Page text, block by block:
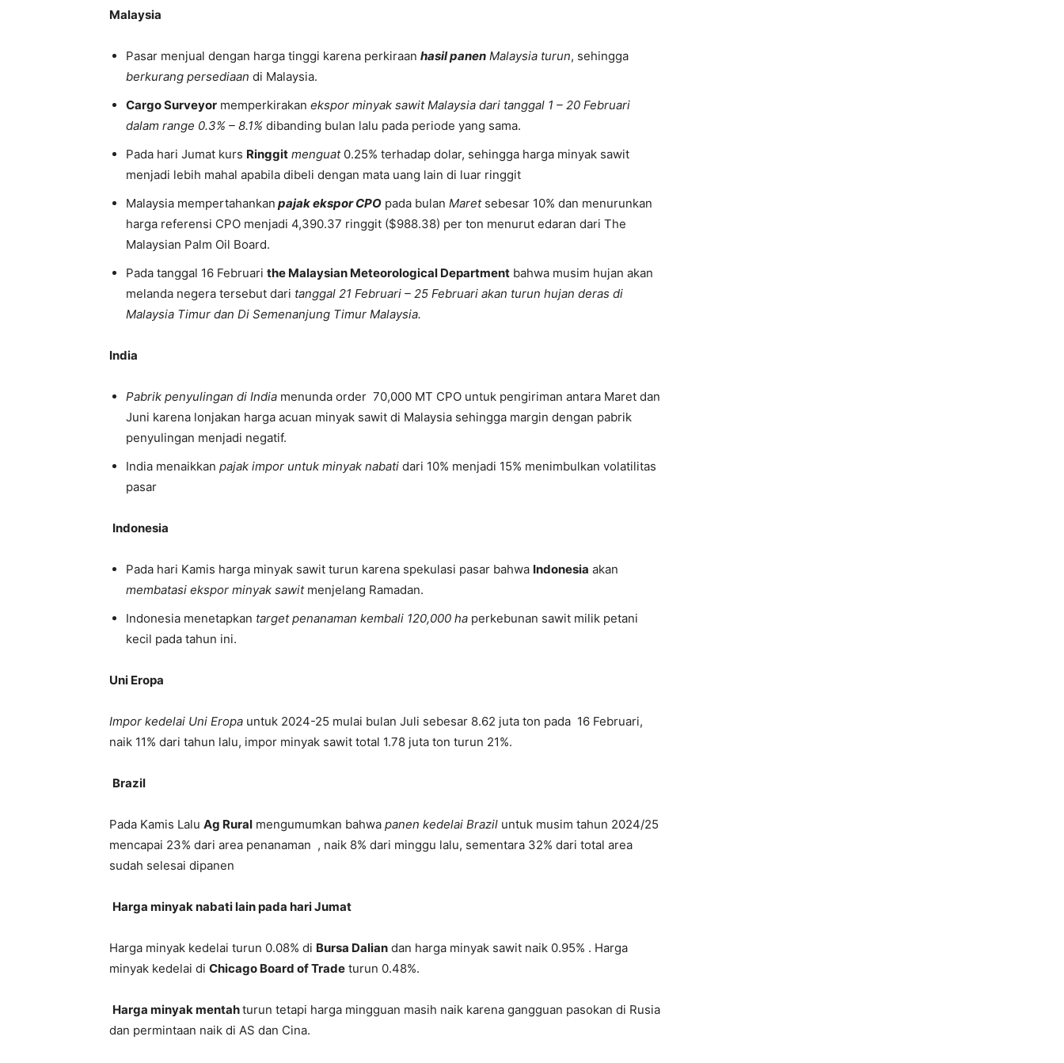
Malaysia
Pasar menjual dengan harga tinggi karena perkiraan hasil panen Malaysia turun, sehingga
berkurang persediaan di Malaysia.
Cargo Surveyor memperkirakan ekspor minyak sawit Malaysia dari tanggal 1 – 20 Februari
dalam range 0.3% – 8.1% dibanding bulan lalu pada periode yang sama.
Pada hari Jumat kurs Ringgit menguat0.25% terhadap dolar, sehingga harga minyak sawit
menjadi lebih mahal apabila dibeli dengan mata uang lain di luar ringgit
Malaysia mempertahankan pajak ekspor CPO pada bulan Maretsebesar 10% dan menurunkan
harga referensi CPO menjadi 4,390.37 ringgit ($988.38) per ton menurut edaran dari The
Malaysian Palm Oil Board.
Pada tanggal 16 Februari the Malaysian Meteorological Department bahwa musim hujan akan
melanda negera tersebut dari tanggal 21 Februari – 25 Februari akan turun hujan deras di
Malaysia Timur dan Di Semenanjung Timur Malaysia.
India
Pabrik penyulingan di India menunda order 70,000 MT CPO untuk pengiriman antara Maret dan
Juni karena lonjakan harga acuan minyak sawit di Malaysia sehingga margin dengan pabrik
penyulingan menjadi negatif.
India menaikkan pajak impor untuk minyak nabati dari 10% menjadi 15% menimbulkan volatilitas
pasar
Indonesia
Pada hari Kamis harga minyak sawit turun karena spekulasi pasar bahwa Indonesia akan
membatasi ekspor minyak sawitmenjelang Ramadan.
Indonesia menetapkan targetpenanaman kembali 120,000 ha perkebunan sawit milik petani
kecil pada tahun ini.
Uni Eropa
Impor kedelai Uni Eropa untuk 2024-25 mulai bulan Juli sebesar 8.62 juta ton pada 16 Februari,
naik 11% dari tahun lalu, impor minyak sawit total 1.78 juta ton turun 21%.
Brazil
Pada Kamis Lalu Ag Rural mengumumkan bahwa panen kedelai Brazil untuk musim tahun 2024/25
mencapai 23% dari area penanaman , naik 8% dari minggu lalu, sementara 32% dari total area
sudah selesai dipanen
Harga minyak nabati lain pada hari Jumat
Harga minyak kedelai turun 0.08% di Bursa Dalian dan harga minyak sawit naik 0.95% . Harga
minyak kedelai di Chicago Board of Trade turun 0.48%.
Harga minyak mentahturun tetapi harga mingguan masih naik karena gangguan pasokan di Rusia
dan permintaan naik di AS dan Cina.